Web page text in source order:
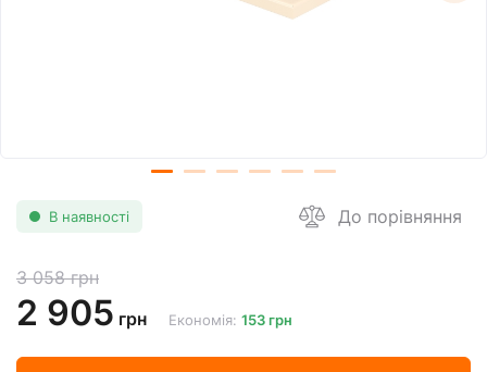
В наявності До порівняння
3 058 грн
2 905 грн Економія: 153 грн